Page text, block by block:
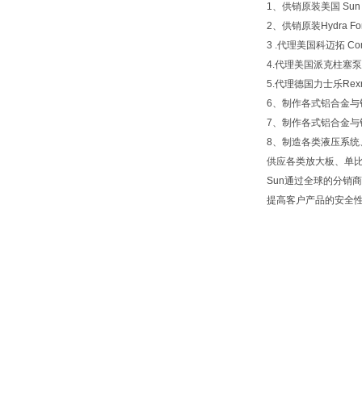
1、供销原装美国
2、供销原装Hydra
3 .代理美国科迈拓
4.代理美国派克柱塞
5.代理德国力士乐
6、制作各式铝合金
7、制作各式铝合金
8、制造各类液压系
供应各类放大板、单
Sun通过全球的分销
提高客户产品的安全